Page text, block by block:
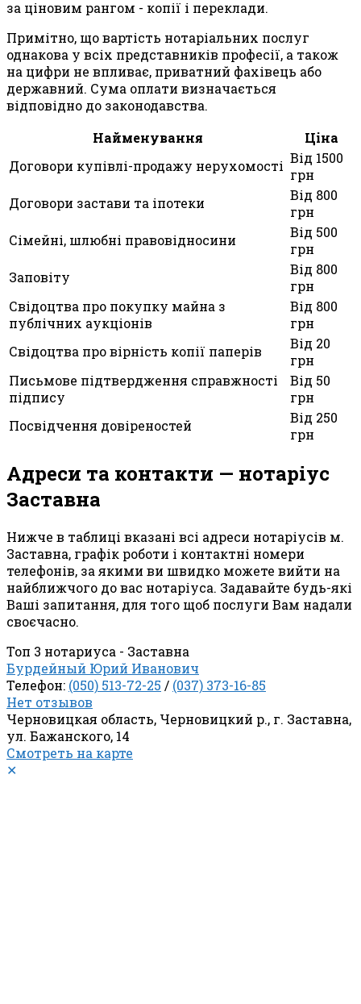
за ціновим рангом - копії і переклади.
Примітно, що вартість нотаріальних послуг
однакова у всіх представників професії, а також
на цифри не впливає, приватний фахівець або
державний. Сума оплати визначається
відповідно до законодавства.
Найменування
Ціна
Договори купівлі-продажу нерухомості Від 1500
грн
Договори застави та іпотеки
Від 800
грн
Сімейні, шлюбні правовідносини
Від 500
грн
Заповіту
Від 800
грн
Свідоцтва про покупку майна з
публічних аукціонів
Від 800
грн
Свідоцтва про вірність копії паперів
Від 20
грн
Письмове підтвердження справжності
підпису
Від 50
грн
Посвідчення довіреностей
Від 250
грн
Адреси та контакти — нотаріус
Заставна
Нижче в таблиці вказані всі адреси нотаріусів м.
Заставна, графік роботи і контактні номери
телефонів, за якими ви швидко можете вийти на
найближчого до вас нотаріуса. Задавайте будь-які
Ваші запитання, для того щоб послуги Вам надали
своєчасно.
Топ 3 нотариуса - Заставна
Бурдейный Юрий Иванович
Телефон: (050) 513-72-25 / (037) 373-16-85
Нет отзывов
Черновицкая область, Черновицкий р., г. Заставна,
ул. Бажанского, 14
Смотреть на карте
✕